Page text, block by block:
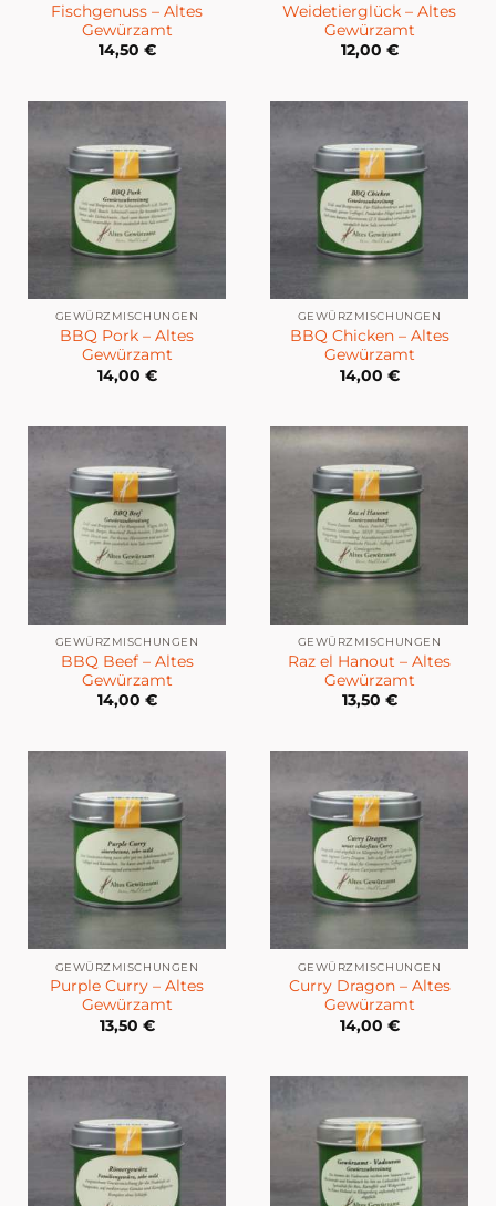
Fischgenuss – Altes
Gewürzamt
14,50 €
Weidetierglück – Altes
Gewürzamt
12,00 €
GEWÜRZMISCHUNGEN
BBQ Pork – Altes
Gewürzamt
14,00 €
GEWÜRZMISCHUNGEN
BBQ Chicken – Altes
Gewürzamt
14,00 €
GEWÜRZMISCHUNGEN
BBQ Beef – Altes
Gewürzamt
14,00 €
GEWÜRZMISCHUNGEN
Raz el Hanout – Altes
Gewürzamt
13,50 €
GEWÜRZMISCHUNGEN
Purple Curry – Altes
Gewürzamt
13,50 €
GEWÜRZMISCHUNGEN
Curry Dragon – Altes
Gewürzamt
14,00 €